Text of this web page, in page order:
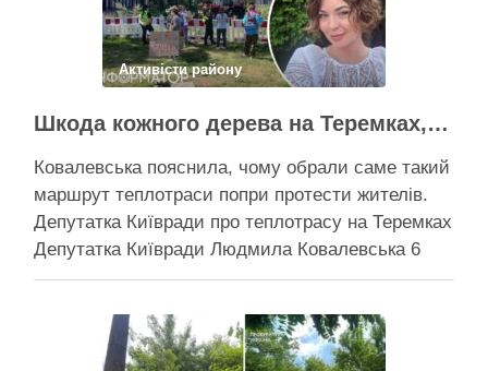
новопризначеного прем’єр-міністра, Сергія
Корецького, із листом-пропозицією щодо
звільнення “володаря …
Поділитися у соцмережах:
Активісти району
Шкода кожного дерева на Теремках, але тепло мають подати в 400 будинків – депутатка Київради
Ковалевська пояснила, чому обрали саме такий
маршрут теплотраси попри протести жителів.
Депутатка Київради про теплотрасу на Теремках
Депутатка Київради Людмила Ковалевська 6
серпня прокоментувала конфлікт навколо
на Теремках, заявивши, що розуміє обурення
жителів через вирубку дерев, але наполягає на